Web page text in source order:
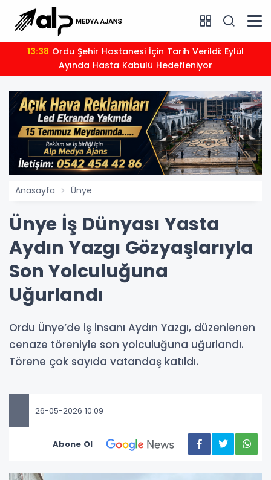
13:38
Ayında Hasta Kabulü Hedefleniyor
Anasayfa Ünye
Ünye İş Dünyası Yasta
Aydın Yazgı Gözyaşlarıyla
Son Yolculuğuna
Uğurlandı
Ordu Ünye’de iş insanı Aydın Yazgı, düzenlenen
cenaze töreniyle son yolculuğuna uğurlandı.
Törene çok sayıda vatandaş katıldı.
26-05-2026 10:09
Abone Ol